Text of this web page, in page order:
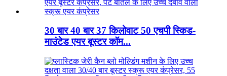
30 बार 40 बार 37 किलोवाट 50 एचपी स्किड-
माउंटेड एयर बूस्टर कॉम...